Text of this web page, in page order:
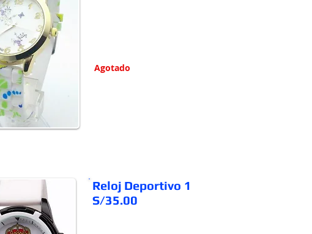
Agotado
Reloj Deportivo 1
S/35.00